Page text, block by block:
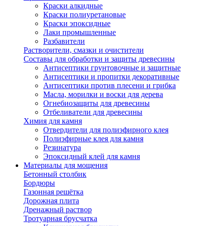
Краски алкидные
Краски полиуретановые
Краски эпоксидные
Лаки промышленные
Разбавители
Растворители, смазки и очистители
Составы для обработки и защиты древесины
Антисептики грунтовочные и защитные
Антисептики и пропитки декоративные
Антисептики против плесени и грибка
Масла, морилки и воски для дерева
Огнебиозащиты для древесины
Отбеливатели для древесины
Химия для камня
Отвердители для полиэфирного клея
Полиэфирные клея для камня
Резинатура
Эпоксидный клей для камня
Материалы для мощения
Бетонный столбик
Бордюры
Газонная решётка
Дорожная плита
Дренажный раствор
Тротуарная брусчатка